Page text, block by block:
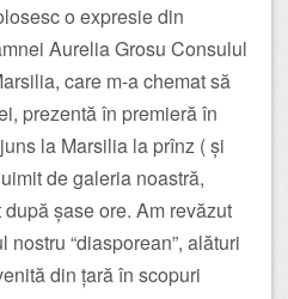
o expresie din
Aurelia Grosu Consulul
care m-a chemat să
prezentă în premieră în
la Marsilia la prînz ( și
de galeria noastră,
șase ore. Am revăzut
“diasporean”, alături
din țară în scopuri